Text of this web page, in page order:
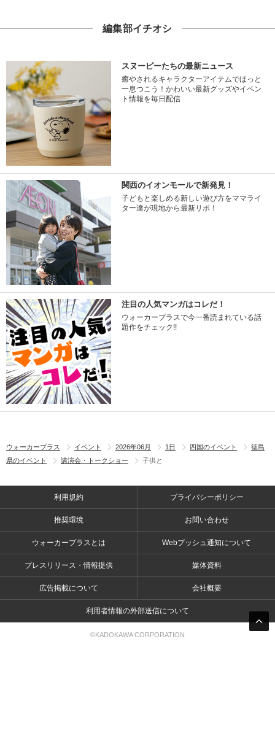
編集部イチオシ
スヌーピーたちの最新ニュース
癒やされるキャラクターアイテムでほっと
一息つこう！かわいい最新グッズやイベン
ト情報を毎日配信
関西のイオンモールで新発見！
子どもと楽しめる新しい遊び方をママライ
ター達が現地から最新リポ！
注目の人気マンガはコレだ！
ウォーカープラスで今一番読まれている話
題作をチェック!!
ウォーカープラス イベント 2026年06月 1日 四国のイベント
徳島
県のイベント
講演会・トークショー 子供と
利用規約 プライバシーポリシー
推奨環境 お問い合わせ
ウォーカープラスとは Webプッシュ通知について
プレスリリース・情報提供 媒体資料
広告掲載について 会社概要
利用者情報の外部送信について
©KADOKAWA CORPORATION